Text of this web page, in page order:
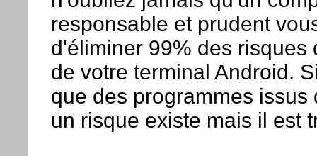
responsable et prudent
d'éliminer 99% des risques
de votre terminal Android.
que des programmes issus
un risque existe mais il est